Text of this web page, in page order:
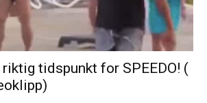
tidspunkt for SPEEDO! (